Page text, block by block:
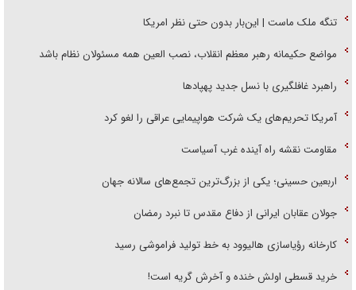
تنگه ملک ماست | این‌بار بدون حتی نظر امریکا
مواضع حکیمانه رهبر معظم انقلاب، نصب العین همه مسئولان نظام باشد
راهبرد غافلگیری با نسل جدید پهپاد‌ها
آمریکا تحریم‌های یک شرکت هواپیمایی عراقی را لغو کرد
مقاومت نقشه راه آینده غرب آسیاست
اربعین حسینی؛ یکی از بزرگ‌ترین تجمع‌های سالانه جهان
جولان عقابان ایرانی از دفاع مقدس تا نبرد رمضان
کارخانه رؤیاسازی هالیوود به خط تولید فراموشی رسید
خرید قسطی اولش خنده و آخرش گریه است!